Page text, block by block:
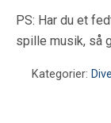
PS: Har du et
spille musik, så
Kategorier: